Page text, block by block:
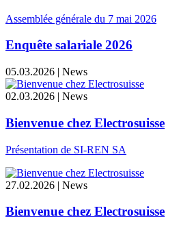
Assemblée générale du 7 mai 2026
Enquête salariale 2026
05.03.2026 | News
02.03.2026 | News
Bienvenue chez Electrosuisse
Présentation de SI-REN SA
27.02.2026 | News
Bienvenue chez Electrosuisse